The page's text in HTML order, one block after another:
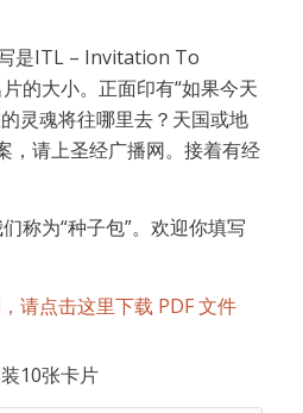
是ITL – Invitation To
的大小。正面印有“如果今天
灵魂将往哪里去？天国或地
，请上圣经广播网。接着有经
称为“种子包”。欢迎你填写
请点击这里下载 PDF 文件
10张卡片